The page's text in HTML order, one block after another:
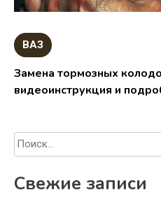
ВАЗ
Замена тормозных
видеоинструкция и
Свежие записи